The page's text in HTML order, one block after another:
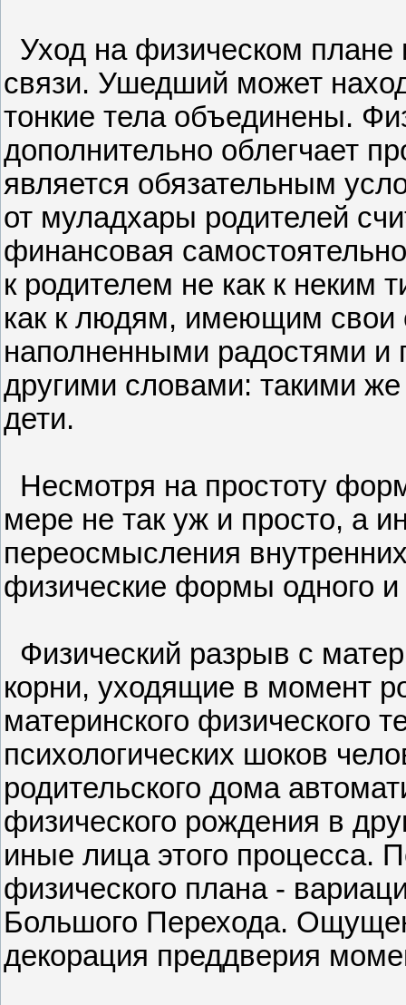
Уход на физическом плане
связи. Ушедший может
тонкие тела объединены.
дополнительно облегчает
является обязательным
от муладхары родителей
финансовая
к родителем не как к неким
как к людям, имеющим
наполненными радостями и
другими словами: такими
дети.
Несмотря на простоту
мере не так уж и просто, а
переосмысления
физические формы одного и
Физический разрыв с
корни, уходящие в момент
материнского физического
психологических шоков
родительского дома
физического рождения в
иные лица этого
физического плана -
Большого Перехода.
декорация преддверия